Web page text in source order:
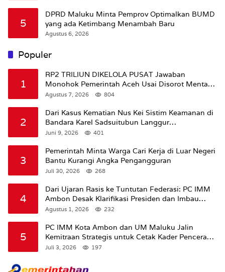
5
DPRD Maluku Minta Pemprov Optimalkan BUMD
yang ada Ketimbang Menambah Baru
Agustus 6, 2026
Populer
1
RP2 TRILIUN DIKELOLA PUSAT Jawaban
Monohok Pemerintah Aceh Usai Disorot Mentan
Amran Soal Dana Pertanian
Agustus 7, 2026 804
2
Dari Kasus Kematian Nus Kei Sistim Keamanan di
Bandara Karel Sadsuitubun Langgur
Dipertanyakan
Juni 9, 2026 401
3
Pemerintah Minta Warga Cari Kerja di Luar Negeri
Bantu Kurangi Angka Pengangguran
Juli 30, 2026 268
4
Dari Ujaran Rasis ke Tuntutan Federasi: PC IMM
Ambon Desak Klarifikasi Presiden dan Imbau
Tunda Pengibaran Bendera Merah Putih Di
Agustus 1, 2026 232
5
PC IMM Kota Ambon dan UM Maluku Jalin
Kemitraan Strategis untuk Cetak Kader Pencerah
Bangsa “Membangun Peradaban dari Kampus”
Juli 3, 2026 197